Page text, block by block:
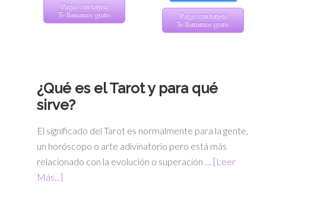
Pagas con tarjeta
Te llamamos gratis
Pagas con tarjeta
Te llamamos gratis
¿Qué es el Tarot y para qué
sirve?
El significado del Tarot es normalmente para la gente,
un horóscopo o arte adivinatorio pero está más
relacionado con la evolución o superación … [Leer
Más...]